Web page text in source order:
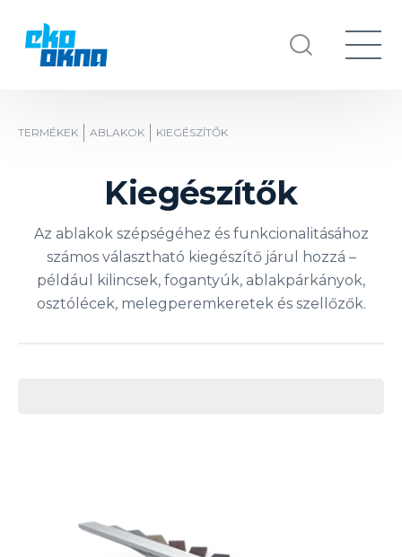
TERMÉKEK ABLAKOK KIEGÉSZÍTŐK
Kiegészítők
Az ablakok szépségéhez és funkcionalitásához
számos választható kiegészítő járul hozzá –
például kilincsek, fogantyúk, ablakpárkányok,
osztólécek, melegperemkeretek és szellőzők.